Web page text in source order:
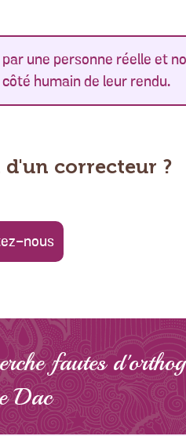
une personne réelle et
humain de leur rendu.
d'un correcteur ?
nous
fautes
Dac